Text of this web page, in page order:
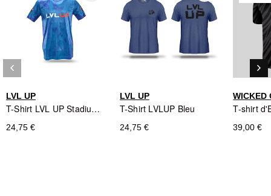
LVL UP
T-Shirt LVL UP Stadium - Bleu/Blanc/Rouge
24,75 €
LVL UP
T-Shirt LVLUP Bleu
24,75 €
WICKED
39,00 €
Précédent
keyboard_arrow_left keyboard_arrow_right